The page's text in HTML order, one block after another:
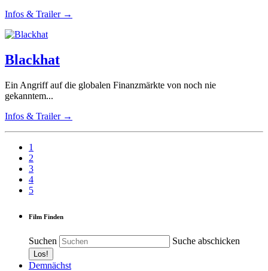
Infos & Trailer →
Blackhat
Ein Angriff auf die globalen Finanzmärkte von noch nie
gekanntem...
Infos & Trailer →
1
2
3
4
5
Film Finden
Suchen Suche abschicken
Demnächst